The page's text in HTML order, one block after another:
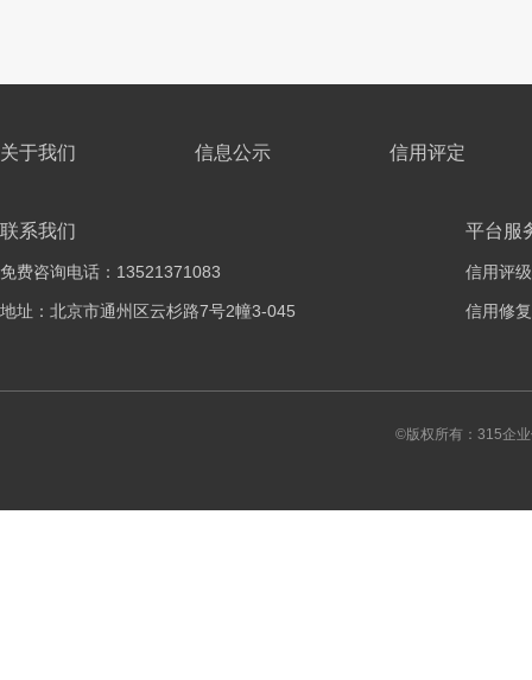
关于我们 信息公示 信用评定
联系我们
免费咨询电话：13521371083
地址：北京市通州区云杉路7号2幢3-045
平台服
信用评级
信用修复
©版权所有：315企